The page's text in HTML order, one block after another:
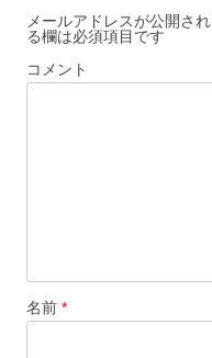
メールアドレスが公開さ
る欄は必須項目です
コメント
名前 *